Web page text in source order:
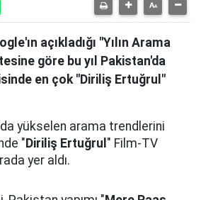
açıkladığı "Yılın Arama
göre bu yıl Pakistan'da
en çok "Diriliş Ertuğrul"
yükselen arama trendlerini
" Diriliş Ertuğrul " Film-TV
yer aldı.